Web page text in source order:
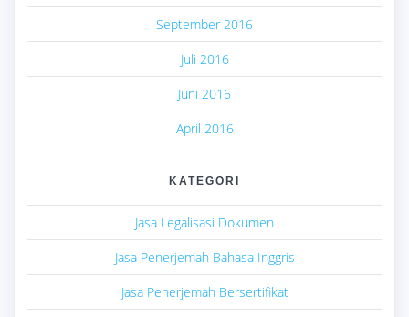
September 2016
Juli 2016
Juni 2016
April 2016
KATEGORI
Jasa Legalisasi Dokumen
Jasa Penerjemah Bahasa Inggris
Jasa Penerjemah Bersertifikat